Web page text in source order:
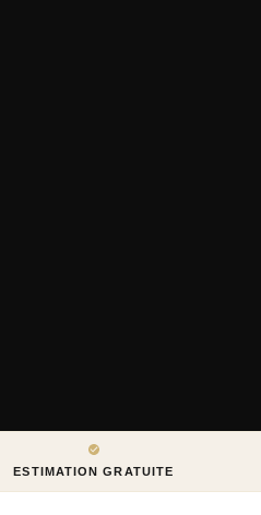
ESTIMATION GRATUITE